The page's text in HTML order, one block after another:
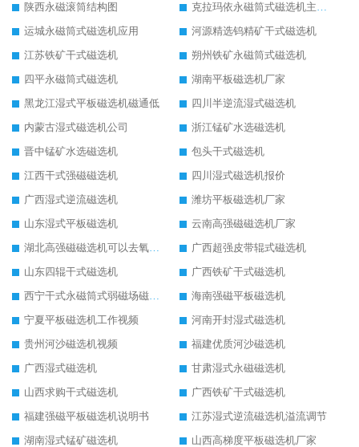
陕西永磁滚筒结构图
克拉玛依永磁筒式磁选机主要技术参数
运城永磁筒式磁选机应用
河源精选钨精矿干式磁选机
江苏铁矿干式磁选机
朔州铁矿永磁筒式磁选机
四平永磁筒式磁选机
湖南平板磁选机厂家
黑龙江湿式平板磁选机磁通低
四川半逆流湿式磁选机
内蒙古湿式磁选机公司
浙江锰矿水选磁选机
晋中锰矿水选磁选机
包头干式磁选机
江西干式强磁磁选机
四川湿式磁选机报价
广西湿式逆流磁选机
潍坊平板磁选机厂家
山东湿式平板磁选机
云南高强磁磁选机厂家
湖北高强磁磁选机可以去氧化铝
广西超强皮带辊式磁选机
山东四辊干式磁选机
广西铁矿干式磁选机
西宁干式永磁筒式弱磁场磁选机结构图
海南强磁平板磁选机
宁夏平板磁选机工作视频
河南开封湿式磁选机
贵州河沙磁选机视频
福建优质河沙磁选机
广西湿式磁选机
甘肃湿式永磁磁选机
山西求购干式磁选机
广西铁矿干式磁选机
福建强磁平板磁选机说明书
江苏湿式逆流磁选机溢流调节
湖南湿式锰矿磁选机
山西高梯度平板磁选机厂家